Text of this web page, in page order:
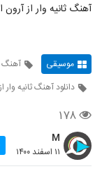
آهنگ ثانیه وار از آرون
موسیقی
آهنگ
دانلود آهنگ ثانیه وار
۱۷۸
M
۱۱ اسفند ۱۴۰۰